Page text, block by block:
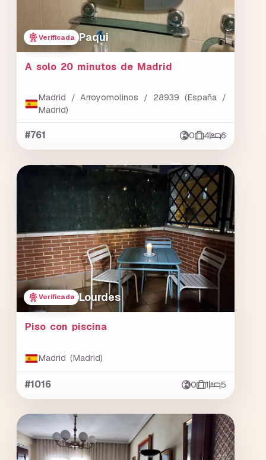
Verificada Paqui
A solo 20 minutos de Madrid
Madrid / Arroyomolinos / 28939 (España /
Madrid)
#761 0 4 6
Verificada Lourdes
Piso con piscina
Madrid (Madrid)
#1016 0 1 5